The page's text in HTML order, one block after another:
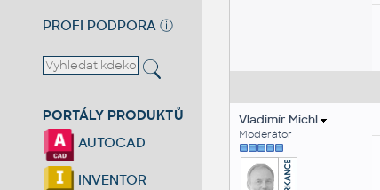
PROFI PODPORA ⓘ
PORTÁLY PRODUKTŮ
AUTOCAD
INVENTOR
Vladimír Michl
Moderátor